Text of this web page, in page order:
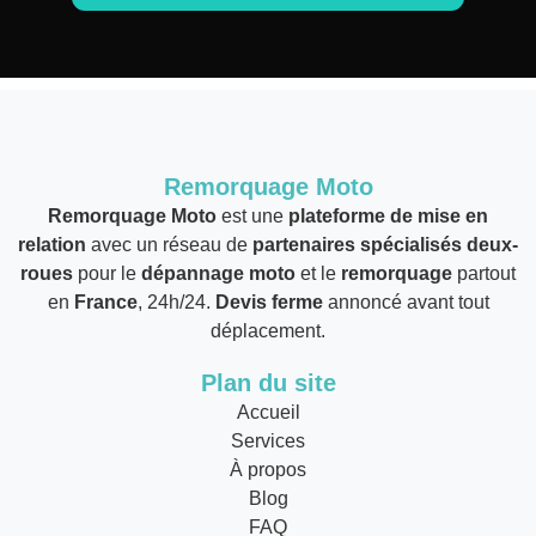
Remorquage Moto
Remorquage Moto est une plateforme de mise en
relation avec un réseau de partenaires spécialisés deux-
roues pour le dépannage moto et le remorquage partout
en France, 24h/24. Devis fermeannoncé avant tout
déplacement.
Plan du site
Accueil
Services
À propos
Blog
FAQ